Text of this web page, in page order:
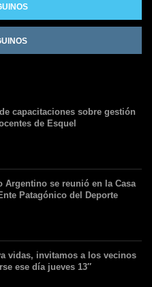
capacitaciones sobre gestión
de Esquel
Argentino se reunió en la Casa
Patagónico del Deporte
vidas, invitamos a los vecinos
ese día jueves 13″